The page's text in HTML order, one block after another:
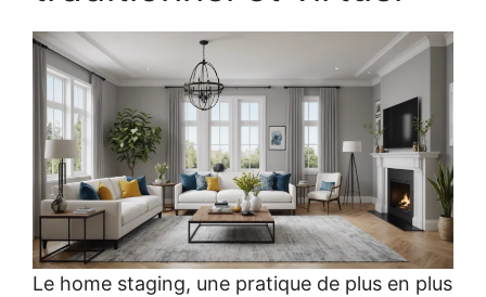
Le home staging, une pratique de plus en plus